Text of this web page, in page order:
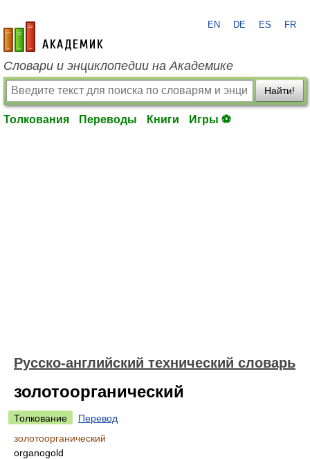
academic.ru
EN DE ES FR
Словари и энциклопедии на Академике
Найти!
Толкования Переводы Книги Игры ⚽
Русско-английский технический словарь
золотоорганический
Толкование
Перевод
золотоорганический
organogold